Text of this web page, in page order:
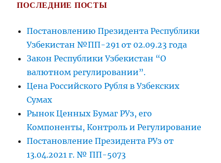
ПОСЛЕДНИЕ ПОСТЫ
Постановлению Президента Республики
Узбекистан №ПП-291 от 02.09.23 года
Закон Республики Узбекистан “О
валютном регулировании”.
Цена Российского Рубля в Узбекских
Сумах
Рынок Ценных Бумаг РУз, его
Компоненты, Контроль и Регулирование
Постановление Президента РУз от
13.04.2021 г. № ПП-5073